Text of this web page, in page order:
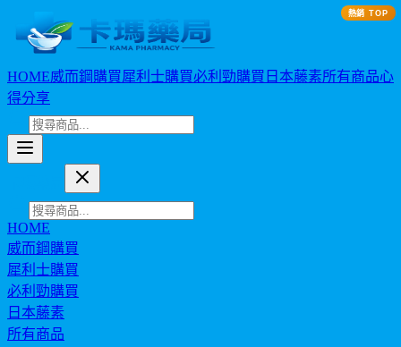
HOME威而鋼購買犀利士購買必利勁購買 日本藤素所有商品心
得分享
HOME
威而鋼購買
犀利士購買
必利勁購買
日本藤素
所有商品
熱銷 TOP